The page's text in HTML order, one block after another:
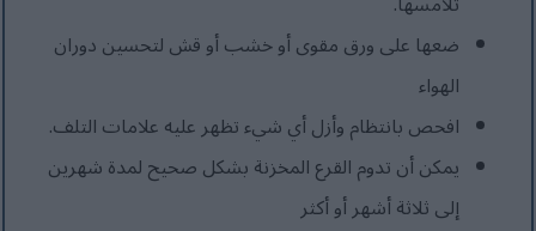
ضعها على ورق مقوى أو خشب أو قش لتحسين دوران
الهواء
افحص بانتظام وأزل أي شيء تظهر عليه علامات التلف.
يمكن أن تدوم القرع المخزنة بشكل صحيح لمدة شهرين
إلى ثلاثة أشهر أو أكثر